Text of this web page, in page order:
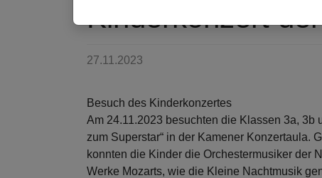
Kinderkonzert
27.11.2023
Besuch des Kinderkonzertes
Am 24.11.2023 besuchten die Klassen 3a, 3b
zum Superstar“ in der Kamener Konzertaula.
konnten die Kinder die Orchestermusiker der
Werke Mozarts, wie die Kleine Nachtmusik